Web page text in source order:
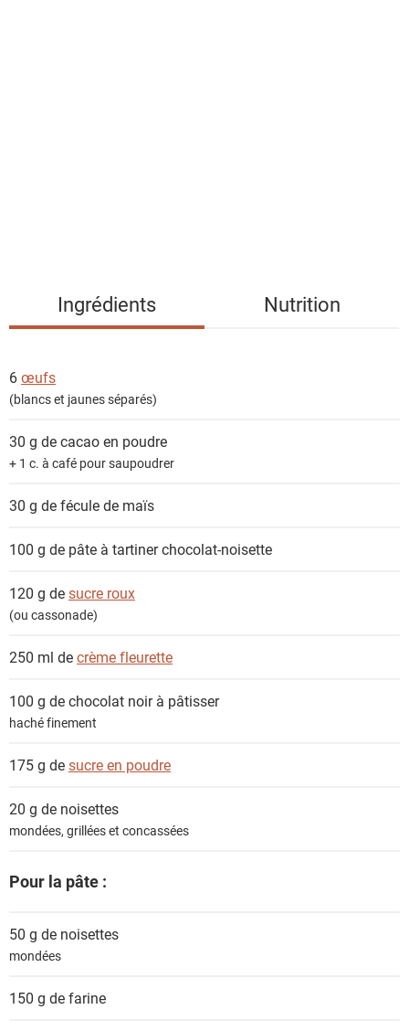
i
e
n
t
Ingrédients Nutrition
6œufs
(blancs et jaunes séparés)
30 g decacao en poudre
+ 1 c. à café pour saupoudrer
30 g defécule de maïs
100 g de pâte à tartiner chocolat-noisette
120 g desucre roux
(ou cassonade)
250 ml decrème fleurette
100 g dechocolat noir à pâtisser
haché finement
175 g desucre en poudre
20 g de noisettes
mondées, grillées et concassées
Pour la pâte :
50 g de noisettes
mondées
150 g defarine